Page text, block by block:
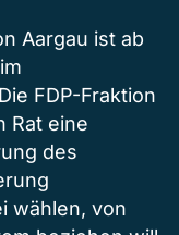
Aargau ist ab
FDP-Fraktion
Rat eine
des
wählen, von